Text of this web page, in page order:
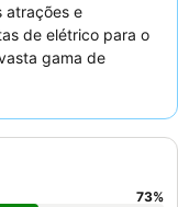
atrações e
de elétrico para o
gama de
mais tranquila,
jardim.
73%